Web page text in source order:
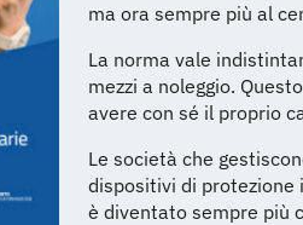
ma ora sempre più al
La norma vale
mezzi a noleggio.
avere con sé il proprio
Le società che
dispositivi di protezione
è diventato sempre più